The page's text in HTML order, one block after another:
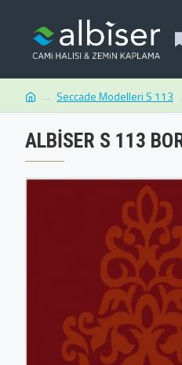
Seccade Modelleri S 113
ALBISER S 113